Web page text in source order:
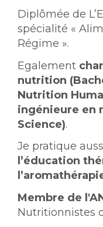
Diplômée de
spécialité «
Régime ».
Egalement
nutrition (
Nutrition
ingénieure en
Science).
Je pratique
l’éducation
Membre de
Nutritionnistes